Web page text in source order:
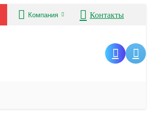
Компания Контакты